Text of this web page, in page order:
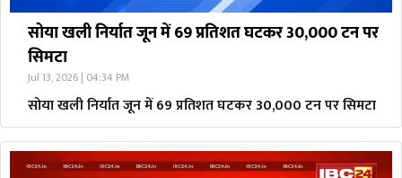
सोया खली निर्यात जून में 69 प्रतिशत घटकर 30,000 टन पर
सिमटा
Jul 13, 2026 | 04:34 PM
सोया खली निर्यात जून में 69 प्रतिशत घटकर 30,000 टन पर सिमटा